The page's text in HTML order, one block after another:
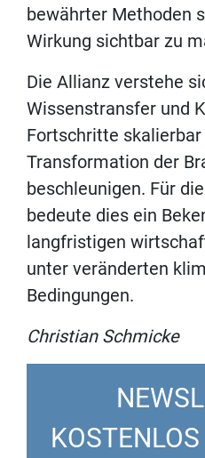
bewährter Methoden
Wirkung sichtbar zu
Die Allianz verstehe
Wissenstransfer und
Fortschritte
Transformation der
beschleunigen. Für
bedeute dies ein
langfristigen
unter veränderten
Bedingungen.
Christian Schmicke